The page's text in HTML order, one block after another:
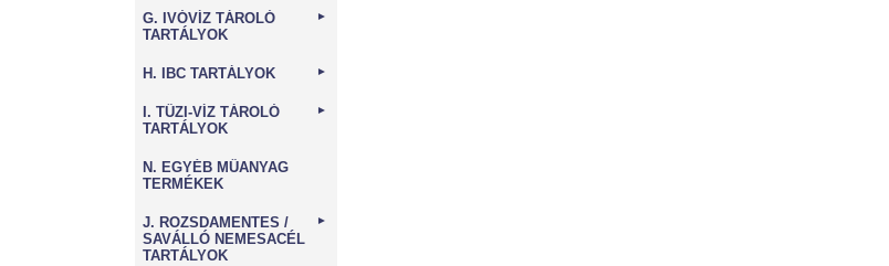
G. IVÓVÍZ TÁROLÓ
TARTÁLYOK
►
H. IBC TARTÁLYOK ►
I. TŰZI-VÍZ TÁROLÓ
TARTÁLYOK
►
N. EGYÉB MŰANYAG
TERMÉKEK
J. ROZSDAMENTES /
SAVÁLLÓ NEMESACÉL
TARTÁLYOK
►